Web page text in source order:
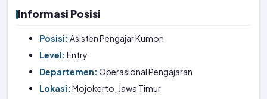
Informasi Posisi
Posisi: Asisten Pengajar Kumon
Level: Entry
Departemen: Operasional Pengajaran
Lokasi: Mojokerto, Jawa Timur